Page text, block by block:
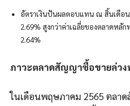
อัตราเงินปันผลตอบแทน ณ สิ้นเดือ
2.69% สูงกว่าค่าเฉลี่ยของตลาดหลั
2.64%
ภาวะตลาดสัญญาซื้อขายล่วง
ในเดือนพฤษภาคม 2565 ตลา